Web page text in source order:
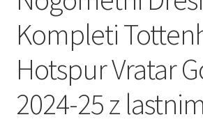
Kompleti
Hotspur Vratar
2024-25 z